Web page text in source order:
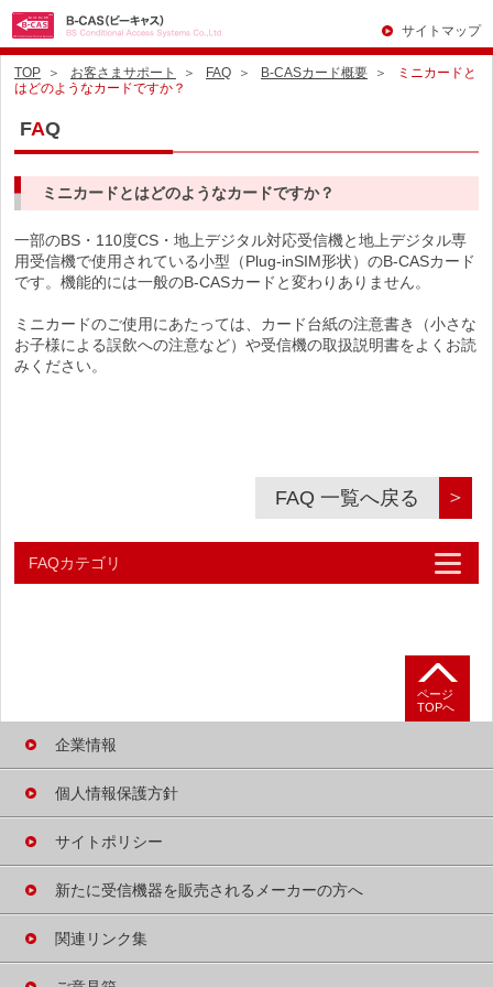
サイトマップ
TOP お客さまサポート FAQ B-CASカード概要
ミニカードと
はどのようなカードですか？
FAQ
ミニカードとはどのようなカードですか？
一部のBS・110度CS・地上デジタル対応受信機と地上デジタル専
用受信機で使用されている小型（Plug-inSIM形状）のB-CASカード
です。機能的には一般のB-CASカードと変わりありません。
ミニカードのご使用にあたっては、カード台紙の注意書き（小さな
お子様による誤飲への注意など）や受信機の取扱説明書をよくお読
みください。
FAQ 一覧へ戻る ＞
FAQカテゴリ
B-CASカードの
B-CASカード概要
B-CASカードの
ページ
TOPへ
企業情報
個人情報保護方針
サイトポリシー
新たに受信機器を販売される メーカーの方へ
関連リンク集